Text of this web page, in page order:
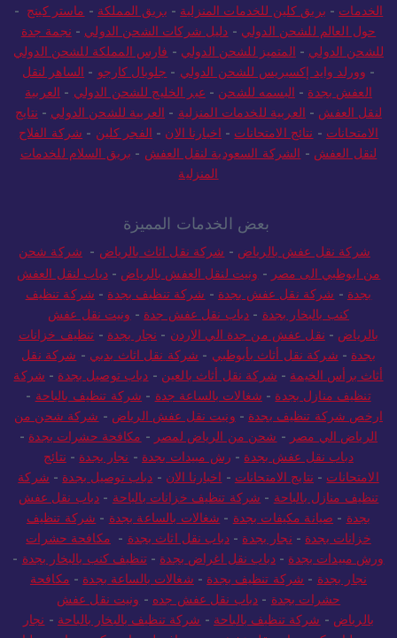
الخدمات - بريق كلين للخدمات المنزلية - بريق المملكة - ماستر كينج -
حول العالم للشحن الدولي - دليل شركات الشحن الدولي - نجمة جدة
للشحن الدولي - المتميز للشحن الدولي - فارس المملكة للشحن الدولي
- وورلد وايد إكسبريس للشحن الدولي - جلوبال كارجو - الساهر لنقل
العفش بجدة - البسمه للشحن - عبر الخليج للشحن الدولي - العربية
لنقل العفش - العربية للخدمات المنزلية - العربية للشحن الدولي - نتايج
الامتحانات - نتائج الامتحانات - اخبارنا الان - الفجر كلين - شركة الفلاح
لنقل العفش - الشركة السعودية لنقل العفش - بريق السلام للخدمات
المنزلية
بعض الخدمات المميزة
شركة نقل عفش بالرياض - شركة نقل اثاث بالرياض - شركة شحن
من ابوظبي الى مصر - ونيت لنقل العفش بالرياض -دباب لنقل العفش
بجدة - شركة نقل عفش بجدة - شركة تنظيف بجدة - شركة تنظيف
كنب بالبخار بجدة - دباب نقل عفش جدة - ونيت نقل عفش
بالرياض - نقل عفش من جدة الي الاردن - نجار بجدة - تنظيف خزانات
بجدة - شركة نقل أثاث بأبوظبي - شركة نقل اثاث بدبي - شركة نقل
أثاث برأس الخيمة - شركة نقل أثاث بالعين - دباب توصيل بجدة - شركة
تنظيف منازل بجدة - شغالات بالساعة جدة - شركة تنظيف بالباحة -
ارخص شركة تنظيف بجدة - ونيت نقل عفش الرياض - شركة شحن من
الرياض الي مصر - شحن من الرياض لمصر - مكافحة حشرات بجدة -
دباب نقل عفش بجدة - رش مبيدات بجدة - نجار بجدة - نتائج
الامتحانات - نتايج الامتحانات - اخبارنا الان - دباب توصيل بجدة - شركة
تنظيف منازل بالباحة - شركة تنظيف خزانات بالباحة - دباب نقل عفش
بجدة - صيانة مكيفات بجدة - شغالات بالساعة بجدة - شركة تنظيف
خزانات بجدة - نجار بجدة - دباب نقل اثاث بجدة - مكافحة حشرات
ورش مبيدات بجدة -دباب نقل اغراض بجدة -تنظيف كنب بالبخار بجدة -
نجار بجدة - شركة تنظيف بجدة - شغالات بالساعة بجدة - مكافحة
حشرات بجدة - دباب نقل عفش جده - ونيت نقل عفش
بالرياض - شركة تنظيف بالباحة - شركة تنظيف بالبخار بالباحة - نجار